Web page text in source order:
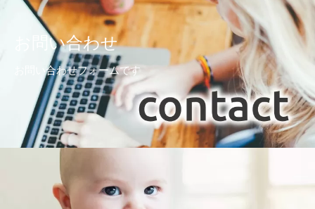
お問い合わせ
お問い合わせフォームです